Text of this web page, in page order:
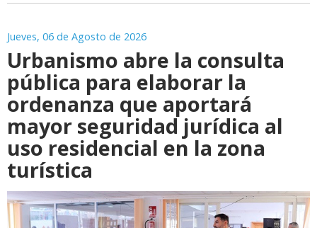
Jueves, 06 de Agosto de 2026
Urbanismo abre la consulta
pública para elaborar la
ordenanza que aportará
mayor seguridad jurídica al
uso residencial en la zona
turística